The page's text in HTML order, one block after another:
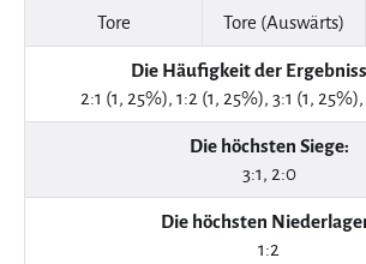
Tore Tore (Auswärts)
Die Häufigkeit der
2:1 (1, 25%), 1:2 (1, 25%), 3:1 (1,
Die höchsten Siege:
3:1, 2:0
Die höchsten
1:2